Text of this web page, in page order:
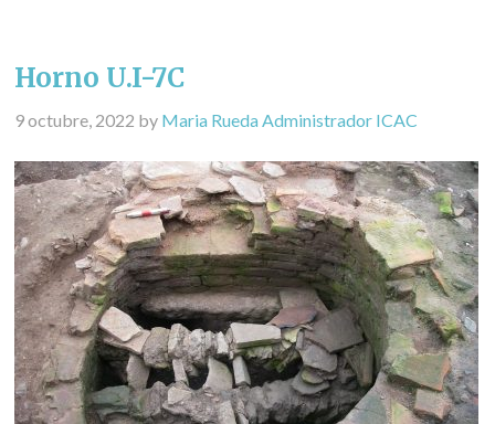
Horno U.I-7C
9 octubre, 2022 by Maria Rueda Administrador ICAC